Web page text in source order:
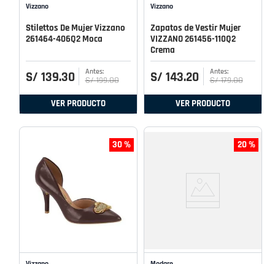
Vizzano
Stilettos De Mujer Vizzano
261464-406Q2 Moca
S/ 139.30 S/ 199.00
VER PRODUCTO
Vizzano
Zapatos de Vestir Mujer
VIZZANO 261456-110Q2
Crema
S/ 143.20 S/ 179.00
VER PRODUCTO
30 % 20 %